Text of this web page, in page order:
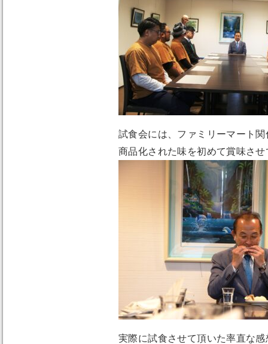
試食会には、ファミリーマート
商品化された味を初めて賞味さ
実際に試食させて頂いた率直な